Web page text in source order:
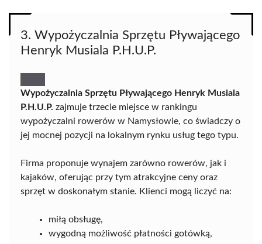
3. Wypożyczalnia Sprzętu Pływającego
Henryk Musiala P.H.U.P.
Wypożyczalnia Sprzętu Pływającego Henryk Musiala
P.H.U.P. zajmuje trzecie miejsce w rankingu
wypożyczalni rowerów w Namysłowie, co świadczy o
jej mocnej pozycji na lokalnym rynku usług tego typu.
Firma proponuje wynajem zarówno rowerów, jak i
kajaków, oferując przy tym atrakcyjne ceny oraz
sprzęt w doskonałym stanie. Klienci mogą liczyć na:
miłą obsługę,
wygodną możliwość płatności gotówką,